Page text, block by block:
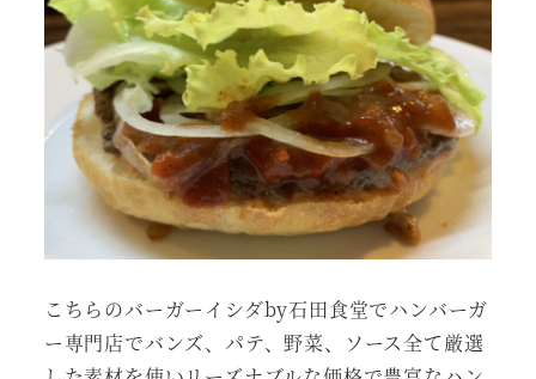
こちらのバーガーイシダby石田食堂でハンバーガ
ー専門店でバンズ、パテ、野菜、ソース全て厳選